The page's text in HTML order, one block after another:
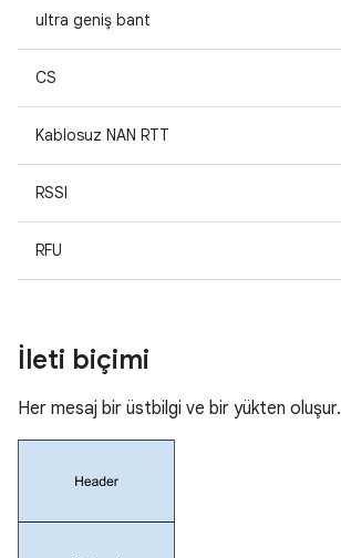
ultra geniş bant
CS
Kablosuz NAN RTT
RSSI
RFU
İleti biçimi
Her mesaj bir üstbilgi ve bir yükten oluşur.